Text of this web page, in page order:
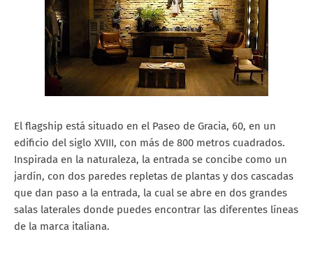
El flagship está situado en el Paseo de Gracia, 60, en un
edificio del siglo XVIII, con más de 800 metros cuadrados.
Inspirada en la naturaleza, la entrada se concibe como un
jardín, con dos paredes repletas de plantas y dos cascadas
que dan paso a la entrada, la cual se abre en dos grandes
salas laterales donde puedes encontrar las diferentes líneas
de la marca italiana.